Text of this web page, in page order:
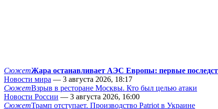
СюжетЖара останавливает АЭС Европы: первые
Новости мира — 3 августа 2026, 18:17
СюжетВзрыв в ресторане Москвы. Кто был целью атаки
Новости России — 3 августа 2026, 16:00
СюжетТрамп отступает. Производство Patriot в Украине